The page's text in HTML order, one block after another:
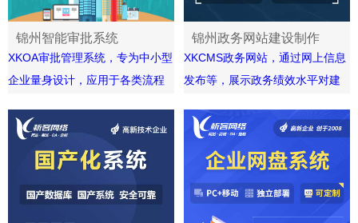
锦州智能审批系统
XKOA审批管理系统，专为中小型
企业量身设计，应用于各类流程
作，可结合企业实际需求进行个
性化定制开发，助力企业信息化
管理！
锦州政务网站建设制作
XKCMS政务网站，通过网上信息
发布等，展示政务绩效水平对建
要的作用，是我国各级政府机关
官方网站，是政府机关实现政务
信息公开、服务企业和社会公
众、互动交流的重要渠道。